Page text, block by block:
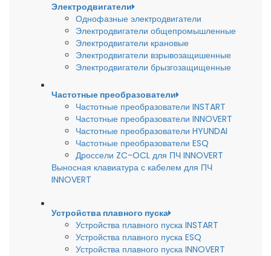
Электродвигатели
Однофазные электродвигатели
Электродвигатели общепромышленные
Электродвигатели крановые
Электродвигатели взрывозащишенные
Электродвигатели брызгозащищенные
Частотные преобразователи
Частотные преобразователи INSTART
Частотные преобразователи INNOVERT
Частотные преобразователи HYUNDAI
Частотные преобразователи ESQ
Дроссели ZC-OCL для ПЧ INNOVERT
Выносная клавиатура с кабелем для ПЧ
INNOVERT
Устройства плавного пуска
Устройства плавного пуска INSTART
Устройства плавного пуска ESQ
Устройства плавного пуска INNOVERT